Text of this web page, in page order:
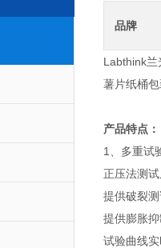
品牌
Labthink兰
薯片纸桶
产品特点：
1、多重试
正压法测
提供破裂
提供膨胀
试验曲线